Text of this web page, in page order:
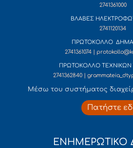
2741361000
ΒΛΑΒΕΣ
2741120134
ΠΡΩΤΟΚΟΛΛΟ
2741361074 |
ΠΡΩΤΟΚΟΛΛΟ ΤΕΧΝΙΚΩΝ
2741362840 |
Mέσω του συστήματος
Πατήστε
ΕΝΗΜΕΡΩΤΙΚΟ